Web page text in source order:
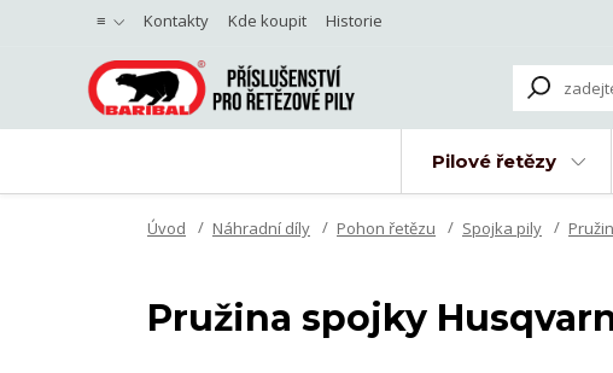
≡ Kontakty Kde koupit Historie
Pilové řetězy
Úvod Náhradní díly Pohon řetězu Spojka pily
Pružina spojky